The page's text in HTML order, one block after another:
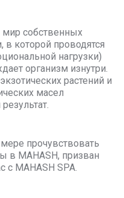
мир собственных
которой проводятся
нагрузки)
организм изнутри.
растений и
масел
прочувствовать
MAHASH, призван
MAHASH SPA.